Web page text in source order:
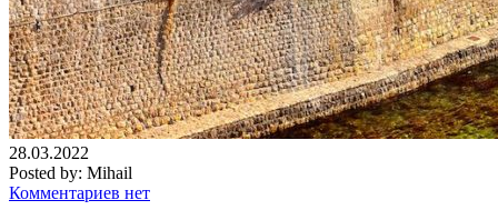
28.03.2022
Posted by: Mihail
Комментариев нет